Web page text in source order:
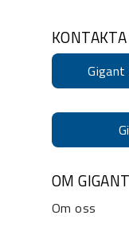
KONTAKTA
OM GIGANT
Om oss